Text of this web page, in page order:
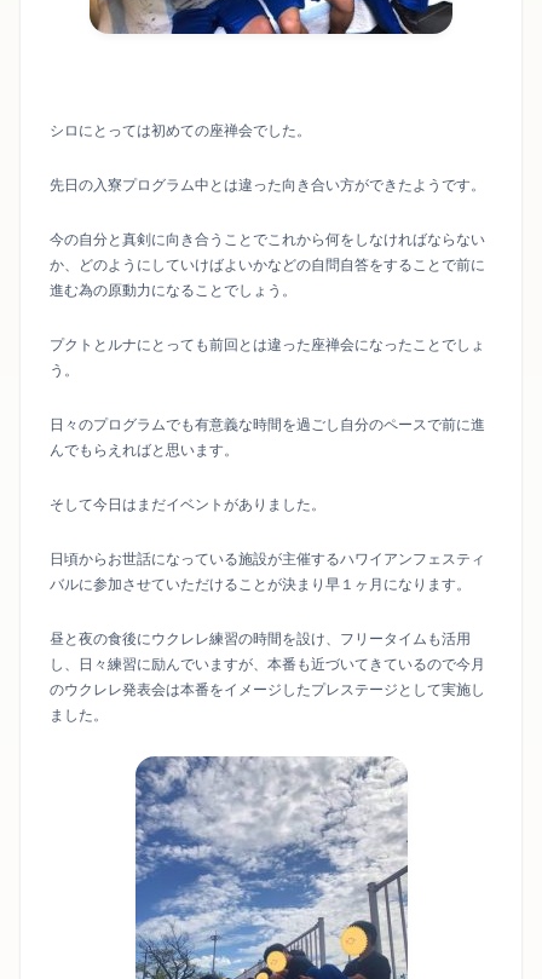
シロにとっては初めての座禅会でした。
先日の入寮プログラム中とは違った向き合い方ができたようです。
今の自分と真剣に向き合うことでこれから何をしなければならない
か、どのようにしていけばよいかなどの自問自答をすることで前に
進む為の原動力になることでしょう。
プクトとルナにとっても前回とは違った座禅会になったことでしょ
う。
日々のプログラムでも有意義な時間を過ごし自分のペースで前に進
んでもらえればと思います。
そして今日はまだイベントがありました。
日頃からお世話になっている施設が主催するハワイアンフェスティ
バルに参加させていただけることが決まり早１ヶ月になります。
昼と夜の食後にウクレレ練習の時間を設け、フリータイムも活用
し、日々練習に励んでいますが、本番も近づいてきているので今月
のウクレレ発表会は本番をイメージしたプレステージとして実施し
ました。